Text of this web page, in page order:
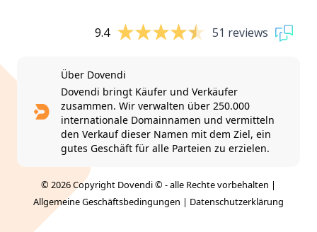
9.4 51 reviews
Über Dovendi
Dovendi bringt Käufer und Verkäufer
zusammen. Wir verwalten über 250.000
internationale Domainnamen und vermitteln
den Verkauf dieser Namen mit dem Ziel, ein
gutes Geschäft für alle Parteien zu erzielen.
© 2026 Copyright Dovendi © - alle Rechte vorbehalten |
Allgemeine Geschäftsbedingungen | Datenschutzerklärung